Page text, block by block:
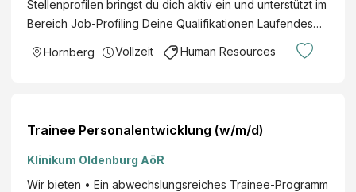
Stellenprofilen bringst du dich aktiv ein und unterstützt im
Bereich Job-Profiling Deine Qualifikationen Laufendes…
Hornberg Vollzeit Human Resources
Trainee Personalentwicklung (w/m/d)
Klinikum Oldenburg AöR
Wir bieten • Ein abwechslungsreiches Trainee-Programm